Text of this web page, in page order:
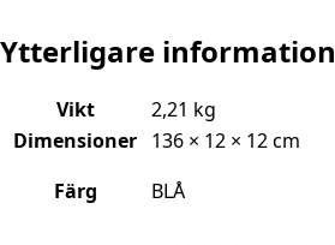
Ytterligare information
Vikt
2,21 kg
Dimensioner 136 × 12 × 12 cm
Färg
BLÅ